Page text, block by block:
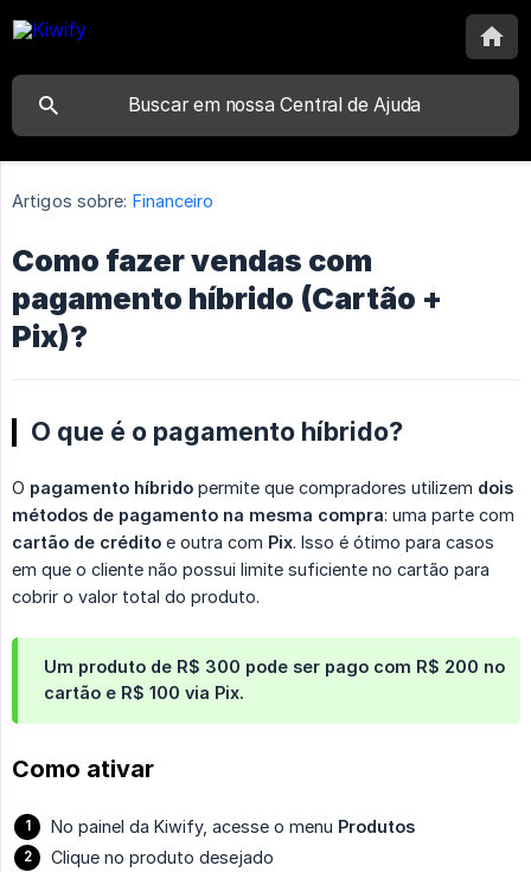
Artigos sobre: Financeiro
Como fazer vendas com
pagamento híbrido (Cartão +
Pix)?
O que é o pagamento híbrido?
O pagamento híbrido permite que compradores utilizem dois
métodos de pagamento na mesma compra: uma parte com
cartão de crédito e outra com Pix. Isso é ótimo para casos
em que o cliente não possui limite suficiente no cartão para
cobrir o valor total do produto.
Um produto de R$ 300 pode ser pago com R$ 200 no
cartão e R$ 100 via Pix.
Como ativar
No painel da Kiwify, acesse o menu Produtos
Clique no produto desejado